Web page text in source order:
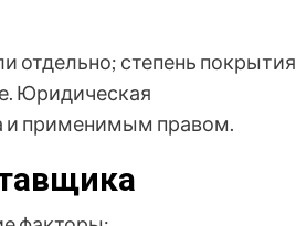
отдельно; степень покрытия
Юридическая
и применимым правом.